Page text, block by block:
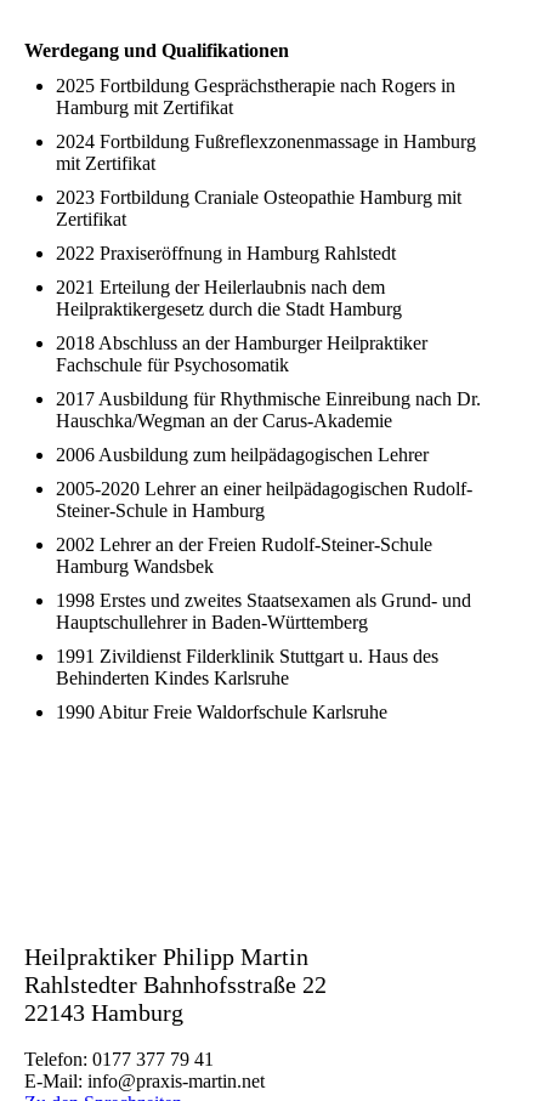
Werdegang und Qualifikationen
2025 Fortbildung Gesprächstherapie nach Rogers in
Hamburg mit Zertifikat
2024 Fortbildung Fußreflexzonenmassage in Hamburg
mit Zertifikat
2023 Fortbildung Craniale Osteopathie Hamburg mit
Zertifikat
2022 Praxiseröffnung in Hamburg Rahlstedt
2021 Erteilung der Heilerlaubnis nach dem
Heilpraktikergesetz durch die Stadt Hamburg
2018 Abschluss an der Hamburger Heilpraktiker
Fachschule für Psychosomatik
2017 Ausbildung für Rhythmische Einreibung nach Dr.
Hauschka/Wegman an der Carus-Akademie
2006 Ausbildung zum heilpädagogischen Lehrer
2005-2020 Lehrer an einer heilpädagogischen Rudolf-
Steiner-Schule in Hamburg
2002 Lehrer an der Freien Rudolf-Steiner-Schule
Hamburg Wandsbek
1998 Erstes und zweites Staatsexamen als Grund- und
Hauptschullehrer in Baden-Württemberg
1991 Zivildienst Filderklinik Stuttgart u. Haus des
Behinderten Kindes Karlsruhe
1990 Abitur Freie Waldorfschule Karlsruhe
Heilpraktiker Philipp Martin
Rahlstedter Bahnhofsstraße 22
22143 Hamburg
Telefon: 0177 377 79 41
E-Mail: info@praxis-martin.net